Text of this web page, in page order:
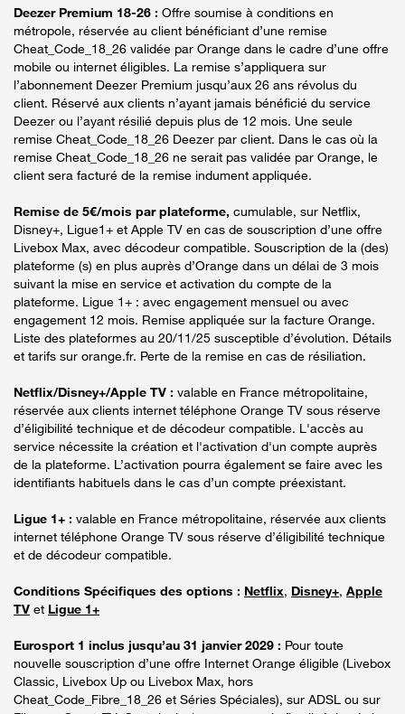
Deezer Premium 18-26 : Offre soumise à conditions en
métropole, réservée au client bénéficiant d’une remise
Cheat_Code_18_26 validée par Orange dans le cadre d’une offre
mobile ou internet éligibles. La remise s’appliquera sur
l’abonnement Deezer Premium jusqu’aux 26 ans révolus du
client. Réservé aux clients n’ayant jamais bénéficié du service
Deezer ou l’ayant résilié depuis plus de 12 mois. Une seule
remise Cheat_Code_18_26 Deezer par client. Dans le cas où la
remise Cheat_Code_18_26 ne serait pas validée par Orange, le
client sera facturé de la remise indument appliquée.
Remise de 5€/mois par plateforme, cumulable, sur Netflix,
Disney+, Ligue1+ et Apple TV en cas de souscription d’une offre
Livebox Max, avec décodeur compatible. Souscription de la (des)
plateforme (s) en plus auprès d’Orange dans un délai de 3 mois
suivant la mise en service et activation du compte de la
plateforme. Ligue 1+ : avec engagement mensuel ou avec
engagement 12 mois. Remise appliquée sur la facture Orange.
Liste des plateformes au 20/11/25 susceptible d’évolution. Détails
et tarifs sur orange.fr. Perte de la remise en cas de résiliation.
Netflix/Disney+/Apple TV : valable en France métropolitaine,
réservée aux clients internet téléphone Orange TV sous réserve
d’éligibilité technique et de décodeur compatible. L'accès au
service nécessite la création et l'activation d'un compte auprès
de la plateforme. L’activation pourra également se faire avec les
identifiants habituels dans le cas d’un compte préexistant.
Ligue 1+ : valable en France métropolitaine, réservée aux clients
internet téléphone Orange TV sous réserve d’éligibilité technique
et de décodeur compatible.
Conditions Spécifiques des options : Netflix, Disney+, Apple
TV et Ligue 1+
Eurosport 1 inclus jusqu’au 31 janvier 2029 : Pour toute
nouvelle souscription d’une offre Internet Orange éligible (Livebox
Classic, Livebox Up ou Livebox Max, hors
Cheat_Code_Fibre_18_26 et Séries Spéciales), sur ADSL ou sur